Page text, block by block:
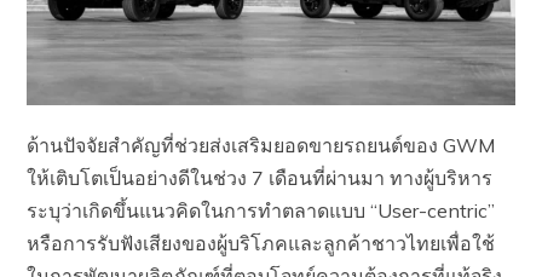
ด้านปัจจัยสำคัญที่ช่วยส่งเสริมยอดขายรถยนต์ของ GWM
ให้เติบโตเป็นอย่างดีในช่วง 7 เดือนที่ผ่านมา ทางผู้บริหาร
ระบุว่าเกิดขึ้นแนวคิดในการทำตลาดแบบ “User-centric”
หรือการรับฟังเสียงของผู้บริโภคและลูกค้าชาวไทยเพื่อใช้